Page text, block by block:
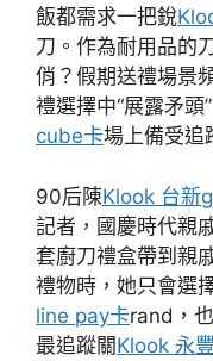
飯都需求一把銳
刀。作為耐用品的
俏？假期送禮場景
禮選擇中“展露矛頭
cube卡場上備受追
90后陳Klook 台新
記者，國慶時代親
套廚刀禮盒帶到親
禮物時，她只會選
line pay卡rand，
最追蹤關Klook 永